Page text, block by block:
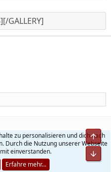
Datenschutz
2026 XenForo Ltd.
zu personalisieren und dich nach
Durch die Nutzung unserer Webseite
einverstanden.
Erfahre mehr…